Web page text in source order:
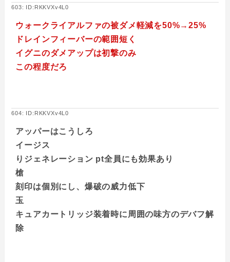
603: ID:RKKVXv4L0
ウォークライアルファの被ダメ軽減を50%→25%
ドレインフィーバーの範囲短く
イグニのダメアップは初撃のみ
この程度だろ
604: ID:RKKVXv4L0
アッパーはこうしろ
イージス
りジェネレーション pt全員にも効果あり
槍
刻印は個別にし、爆破の威力低下
玉
キュアカートリッジ装着時に周囲の味方のデバフ解
除